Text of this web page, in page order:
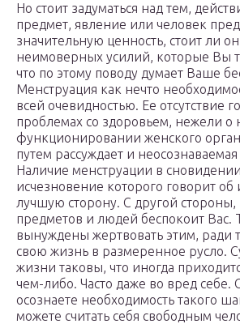
Но стоит задуматься над тем,
предмет, явление или человек
значительную ценность, стоит ли он
неимоверных усилий, которые Вы
что по этому поводу думает Ваше
Менструация как нечто
всей очевидностью. Ее отсутствие
проблемах со здоровьем, нежели о
функционировании женского
путем рассуждает и неосознаваемая
Наличие менструации в
исчезновение которого говорит
лучшую сторону. С другой стороны,
предметов и людей беспокоит
вынуждены жертвовать этим, ради
свою жизнь в размеренное русло.
жизни таковы, что иногда
чем-либо. Часто даже во вред себе.
осознаете необходимость такого
можете считать себя свободным